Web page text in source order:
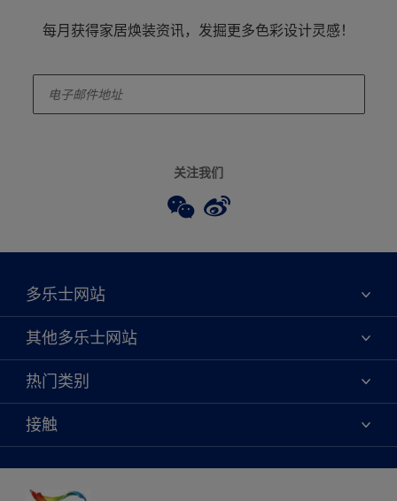
每月获得家居焕装资讯，发掘更多色彩设计灵感！
关注我们
多乐士网站
关于我们
联系我们
查找店铺
绿色工厂
其他多乐士网站
焕新服务
多乐士专业
天猫官方旗舰店
热门类别
颜色
产品
创意灵感
接触
颜色准确性